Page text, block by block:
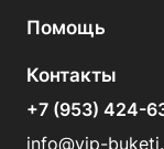
Помощь
Контакты
+7 (953) 424-
info@vip-